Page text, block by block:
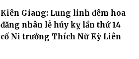
Kiên Giang: Lung linh đêm hoa
đăng nhân lễ húy kỵ lần thứ 14
cố Ni trưởng Thích Nữ Kỳ Liên